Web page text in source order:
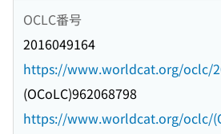
OCLC番号
2016049164
https://www.worldcat.org/oclc/
(OCoLC)962068798
https://www.worldcat.org/oclc/